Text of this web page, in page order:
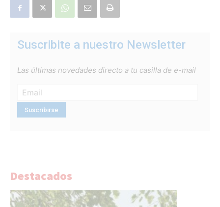
Suscribite a nuestro Newsletter
Las últimas novedades directo a tu casilla de e-mail
Destacados